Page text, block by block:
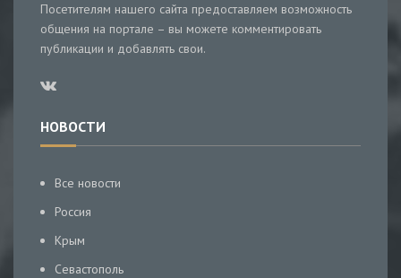
Посетителям нашего сайта предоставляем возможность
общения на портале – вы можете комментировать
публикации и добавлять свои.
НОВОСТИ
Все новости
Россия
Крым
Севастополь